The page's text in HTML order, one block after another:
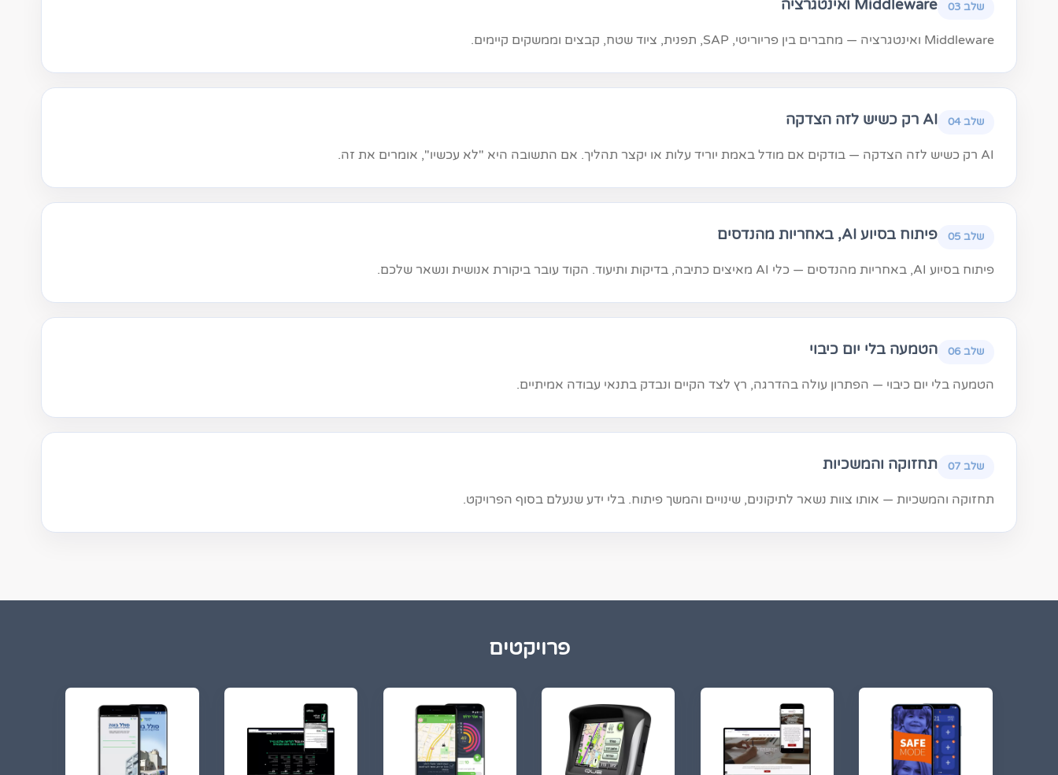
שלב 03 Middleware ואינטגרציה
Middleware ואינטגרציה — מחברים בין פריוריטי, SAP, תפנית, ציוד שטח, קבצים וממשקים קיימים.
שלב 04 AI רק כשיש לזה הצדקה
AI רק כשיש לזה הצדקה — בודקים אם מודל באמת יוריד עלות או יקצר תהליך. אם התשובה היא "לא עכשיו", אומרים את זה.
שלב 05 פיתוח בסיוע AI, באחריות מהנדסים
פיתוח בסיוע AI, באחריות מהנדסים — כלי AI מאיצים כתיבה, בדיקות ותיעוד. הקוד עובר ביקורת אנושית ונשאר שלכם.
שלב 06 הטמעה בלי יום כיבוי
הטמעה בלי יום כיבוי — הפתרון עולה בהדרגה, רץ לצד הקיים ונבדק בתנאי עבודה אמיתיים.
שלב 07 תחזוקה והמשכיות
תחזוקה והמשכיות — אותו צוות נשאר לתיקונים, שינויים והמשך פיתוח. בלי ידע שנעלם בסוף הפרויקט.
פרויקטים